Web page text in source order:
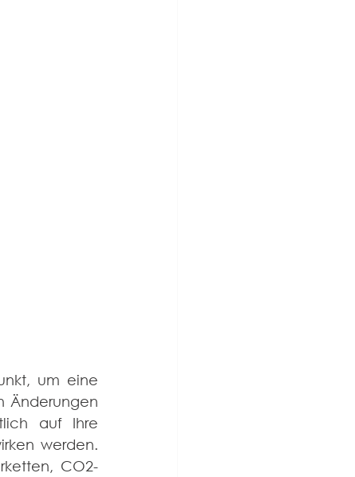
um eine
Änderungen
auf Ihre
werden.
CO2-